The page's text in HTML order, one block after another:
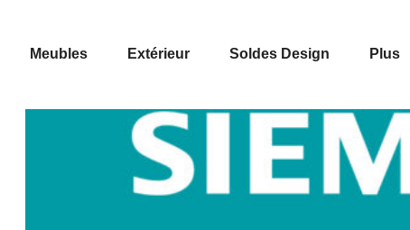
Meubles Extérieur Soldes Design Plus